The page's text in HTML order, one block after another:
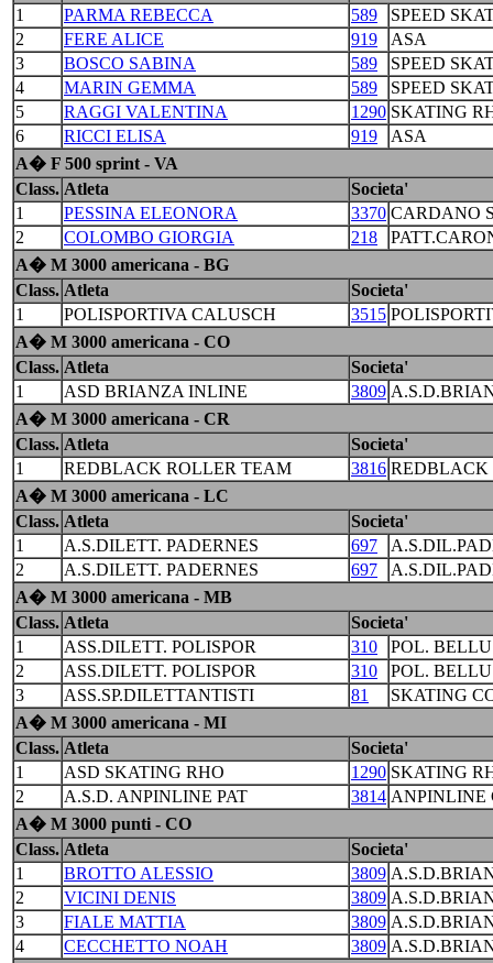
1
PARMA REBECCA 589
SPEED
2
FERE ALICE 919
ASA
3
BOSCO SABINA 589
SPEED
4
MARIN GEMMA 589
SPEED
5
RAGGI VALENTINA 1290 SKATING
6
RICCI ELISA 919
ASA
A� F 500 sprint - VA
Class. Atleta
Societa'
1
PESSINA ELEONORA 3370 CARDANO
2
COLOMBO GIORGIA 218
A� M 3000 americana - BG
Class. Atleta
Societa'
1
POLISPORTIVA CALUSCH 3515
A� M 3000 americana - CO
Class. Atleta
Societa'
1
ASD BRIANZA INLINE 3809
A� M 3000 americana - CR
Class. Atleta
Societa'
1
REDBLACK ROLLER TEAM 3816 REDBLACK
A� M 3000 americana - LC
Class. Atleta
Societa'
1
A.S.DILETT. PADERNES 697
2
A.S.DILETT. PADERNES 697
A� M 3000 americana - MB
Class. Atleta
Societa'
1
ASS.DILETT. POLISPOR 310
POL.
2
ASS.DILETT. POLISPOR 310
POL.
3
ASS.SP.DILETTANTISTI 81
SKATING
A� M 3000 americana - MI
Class. Atleta
Societa'
1
ASD SKATING RHO 1290 SKATING
2
A.S.D. ANPINLINE PAT 3814 ANPINLINE
A� M 3000 punti - CO
Class. Atleta
Societa'
1
BROTTO ALESSIO 3809
2
VICINI DENIS 3809
3
FIALE MATTIA 3809
4
CECCHETTO NOAH 3809